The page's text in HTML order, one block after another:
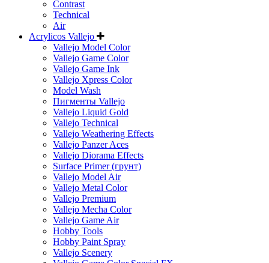
Contrast
Technical
Air
Acrylicos Vallejo
Vallejo Model Color
Vallejo Game Color
Vallejo Game Ink
Vallejo Xpress Color
Model Wash
Пигменты Vallejo
Vallejo Liquid Gold
Vallejo Technical
Vallejo Weathering Effects
Vallejo Panzer Aces
Vallejo Diorama Effects
Surface Primer (грунт)
Vallejo Model Air
Vallejo Metal Color
Vallejo Premium
Vallejo Mecha Color
Vallejo Game Air
Hobby Tools
Hobby Paint Spray
Vallejo Scenery